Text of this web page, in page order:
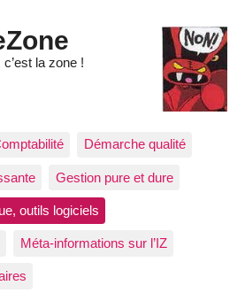
la zone !
Démarche qualité
Gestion pure et dure
outils logiciels
Méta-informations sur l’IZ